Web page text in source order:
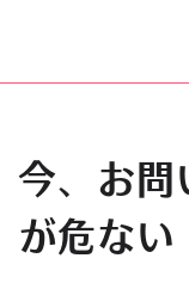
今、お問
が危ない